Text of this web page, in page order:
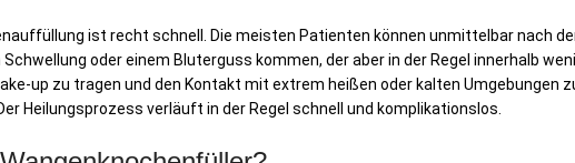
ist recht schnell. Die meisten Patienten können unmittelbar nach
oder einem Bluterguss kommen, der aber in der Regel innerhalb
up zu tragen und den Kontakt mit extrem heißen oder kalten Umgebungen
Heilungsprozess verläuft in der Regel schnell und komplikationslos.